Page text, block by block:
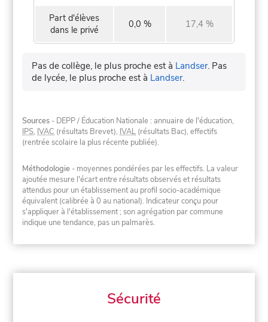
Part d'élèves
dans le privé
0,0 % 17,4 %
Pas de collège, le plus proche est à Landser. Pas
de lycée, le plus proche est à Landser.
Sources - DEPP / Éducation Nationale : annuaire de l'éducation,
IPS, IVAC (résultats Brevet), IVAL (résultats Bac), effectifs
(rentrée scolaire la plus récente publiée).
Méthodologie - moyennes pondérées par les effectifs. La valeur
ajoutée mesure l'écart entre résultats observés et résultats
attendus pour un établissement au profil socio-académique
équivalent (calibrée à 0 au national). Indicateur conçu pour
s'appliquer à l'établissement ; son agrégation par commune
indique une tendance, pas un palmarès.
Sécurité